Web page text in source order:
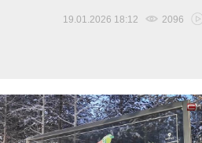
19.01.2026 18:12 2096